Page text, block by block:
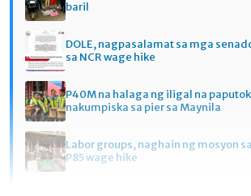
baril
DOLE, nagpasalamat sa mga
sa NCR wage hike
P40M na halaga ng iligal na
nakumpiska sa pier sa Maynila
Labor groups, naghain ng mosyon
P85 wage hike